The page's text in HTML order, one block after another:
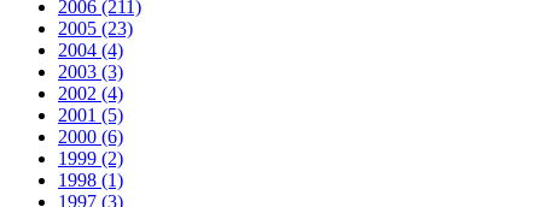
2006 (211)
2005 (23)
2004 (4)
2003 (3)
2002 (4)
2001 (5)
2000 (6)
1999 (2)
1998 (1)
1997 (3)